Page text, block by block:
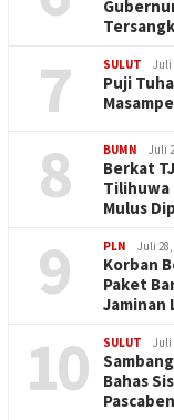
7 SULUT Juli
Puji
8 BUMN Juli
Berkat
Tilihuwa
Mulus
9 PLN Juli 28,
Korban
Paket
10 SULUT Juli
Bahas